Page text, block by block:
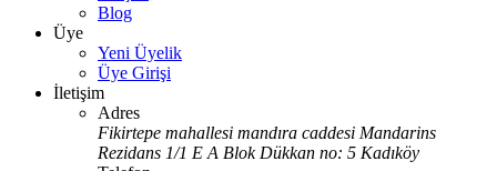
Blog
Üye
Yeni Üyelik
Üye Girişi
İletişim
Adres
Fikirtepe mahallesi mandıra caddesi Mandarins
Rezidans 1/1 E A Blok Dükkan no: 5 Kadıköy